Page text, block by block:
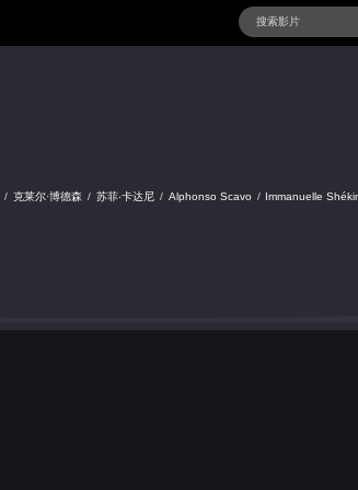
/ 克莱尔·博德森 / 苏菲‧卡达尼 / Alphonso Scavo / Immanuelle